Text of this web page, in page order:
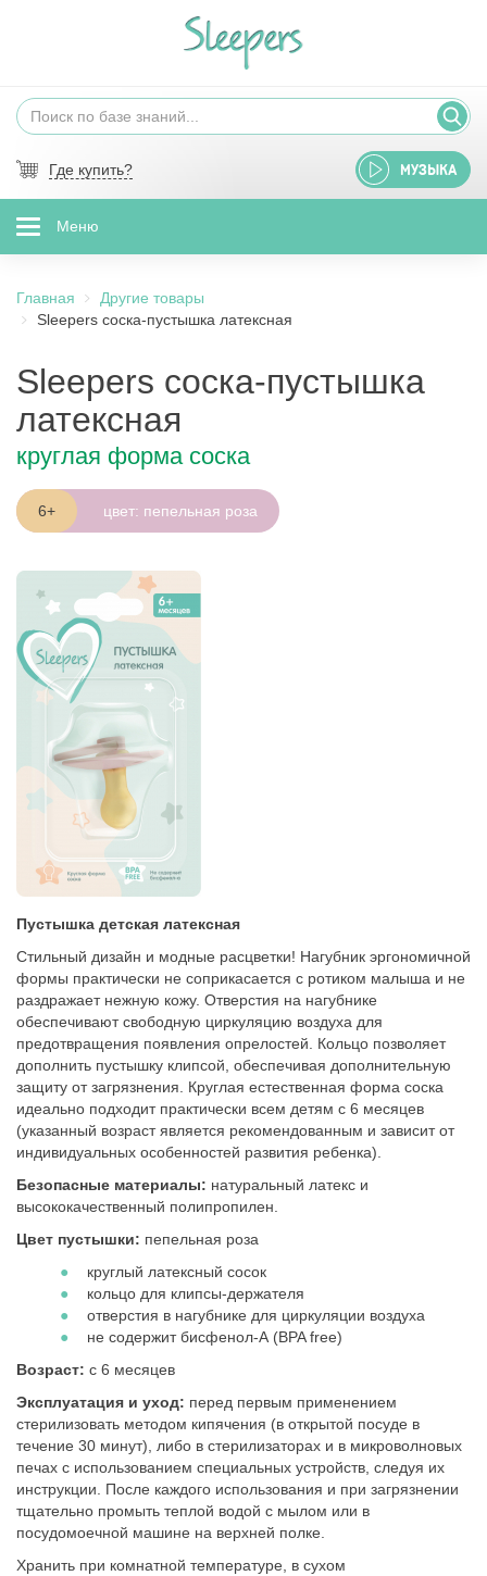
Где купить? МУЗЫКА
Меню
Главная
Другие товары
Sleepers соска-пустышка латексная
Sleepers соска-пустышка
латексная
круглая форма соска
6+ цвет: пепельная роза
Пустышка детская латексная
Стильный дизайн и модные расцветки! Нагубник эргономичной
формы практически не соприкасается с ротиком малыша и не
раздражает нежную кожу. Отверстия на нагубнике
обеспечивают свободную циркуляцию воздуха для
предотвращения появления опрелостей. Кольцо позволяет
дополнить пустышку клипсой, обеспечивая дополнительную
защиту от загрязнения. Круглая естественная форма соска
идеально подходит практически всем детям с 6 месяцев
(указанный возраст является рекомендованным и зависит от
индивидуальных особенностей развития ребенка).
Безопасные материалы: натуральный латекс и
высококачественный полипропилен.
Цвет пустышки: пепельная роза
круглый латексный сосок
кольцо для клипсы-держателя
отверстия в нагубнике для циркуляции воздуха
не содержит бисфенол-А (BPA free)
Возраст: с 6 месяцев
Эксплуатация и уход: перед первым применением
стерилизовать методом кипячения (в открытой посуде в
течение 30 минут), либо в стерилизаторах и в микроволновых
печах с использованием специальных устройств, следуя их
инструкции. После каждого использования и при загрязнении
тщательно промыть теплой водой с мылом или в
посудомоечной машине на верхней полке.
Хранить при комнатной температуре, в сухом